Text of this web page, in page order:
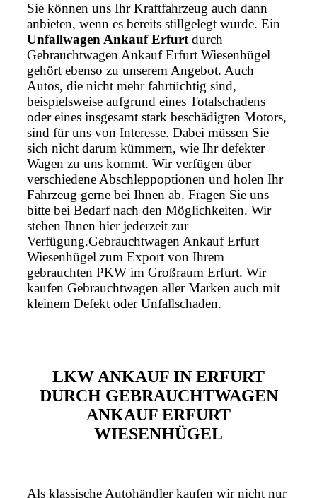
Sie können uns Ihr Kraftfahrzeug auch dann
anbieten, wenn es bereits stillgelegt wurde. Ein
Unfallwagen Ankauf Erfurt durch
Gebrauchtwagen Ankauf Erfurt Wiesenhügel
gehört ebenso zu unserem Angebot. Auch
Autos, die nicht mehr fahrtüchtig sind,
beispielsweise aufgrund eines Totalschadens
oder eines insgesamt stark beschädigten Motors,
sind für uns von Interesse. Dabei müssen Sie
sich nicht darum kümmern, wie Ihr defekter
Wagen zu uns kommt. Wir verfügen über
verschiedene Abschleppoptionen und holen Ihr
Fahrzeug gerne bei Ihnen ab. Fragen Sie uns
bitte bei Bedarf nach den Möglichkeiten. Wir
stehen Ihnen hier jederzeit zur
Verfügung.Gebrauchtwagen Ankauf Erfurt
Wiesenhügel zum Export von Ihrem
gebrauchten PKW im Großraum Erfurt. Wir
kaufen Gebrauchtwagen aller Marken auch mit
kleinem Defekt oder Unfallschaden.
LKW ANKAUF IN ERFURT
DURCH GEBRAUCHTWAGEN
ANKAUF ERFURT
WIESENHÜGEL
Als klassische Autohändler kaufen wir nicht nur